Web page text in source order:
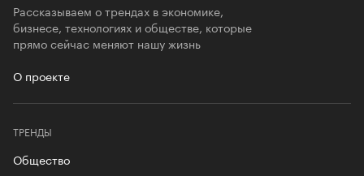
Рассказываем о трендах в экономике,
бизнесе, технологиях и обществе, которые
прямо сейчас меняют нашу жизнь
О проекте
ТРЕНДЫ
Общество